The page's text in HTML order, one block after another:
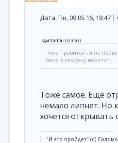
Дата: Пн, 09.05.16, 18:47
Цитатаirisma ()
: мне нравится - я не
меня в сторону воротит..
Тоже самое. Еще
немало липнет. Но
хочется открывать
"И это пройдет" (с)